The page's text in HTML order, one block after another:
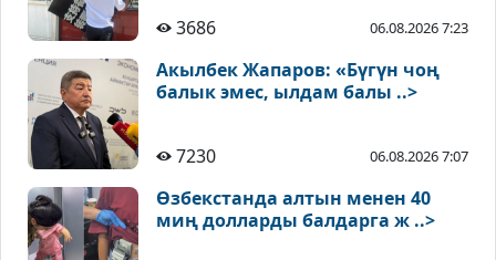
3686
06.08.2026 7:23
Акылбек Жапаров: «Бүгүн чоң
балык эмес, ылдам балы ..>
7230 06.08.2026 7:07
Өзбекстанда алтын менен 40
миң долларды балдарга ж ..>